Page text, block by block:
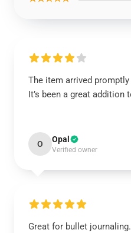
The item arrived
It’s been a great addition
O Opal
Verified owner
Great for bullet